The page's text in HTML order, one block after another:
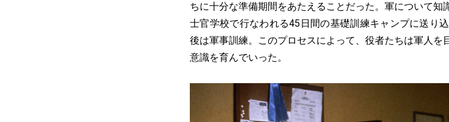
ちに十分な準備期間をあたえることだった。軍について
士官学校で行なわれる45日間の基礎訓練キャンプに送り
後は軍事訓練。このプロセスによって、役者たちは軍人を
意識を育んでいった。